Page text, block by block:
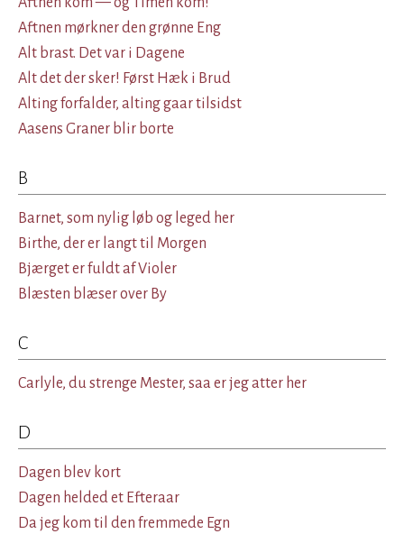
Aftnen mørkner den grønne Eng
Alt brast. Det var i Dagene
Alt det der sker! Først Hæk i Brud
Alting forfalder, alting gaar tilsidst
Aasens Graner blir borte
B
Barnet, som nylig løb og leged her
Birthe, der er langt til Morgen
Bjærget er fuldt af Violer
Blæsten blæser over By
C
Carlyle, du strenge Mester, saa er jeg atter her
D
Dagen blev kort
Dagen helded et Efteraar
Da jeg kom til den fremmede Egn